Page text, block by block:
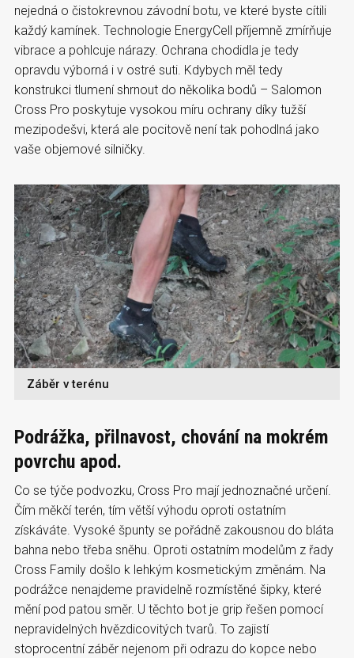
nejedná o čistokrevnou závodní botu, ve které byste cítili
každý kamínek. Technologie EnergyCell příjemně zmírňuje
vibrace a pohlcuje nárazy. Ochrana chodidla je tedy
opravdu výborná i v ostré suti. Kdybych měl tedy
konstrukci tlumení shrnout do několika bodů – Salomon
Cross Pro poskytuje vysokou míru ochrany díky tužší
mezipodešvi, která ale pocitově není tak pohodlná jako
vaše objemové silničky.
Záběr v terénu
Podrážka, přilnavost, chování na mokrém
povrchu apod.
Co se týče podvozku, Cross Pro mají jednoznačné určení.
Čím měkčí terén, tím větší výhodu oproti ostatním
získáváte. Vysoké špunty se pořádně zakousnou do bláta
bahna nebo třeba sněhu. Oproti ostatním modelům z řady
Cross Family došlo k lehkým kosmetickým změnám. Na
podrážce nenajdeme pravidelně rozmístěné šipky, které
mění pod patou směr. U těchto bot je grip řešen pomocí
nepravidelných hvězdicovitých tvarů. To zajistí
stoprocentní záběr nejenom při odrazu do kopce nebo